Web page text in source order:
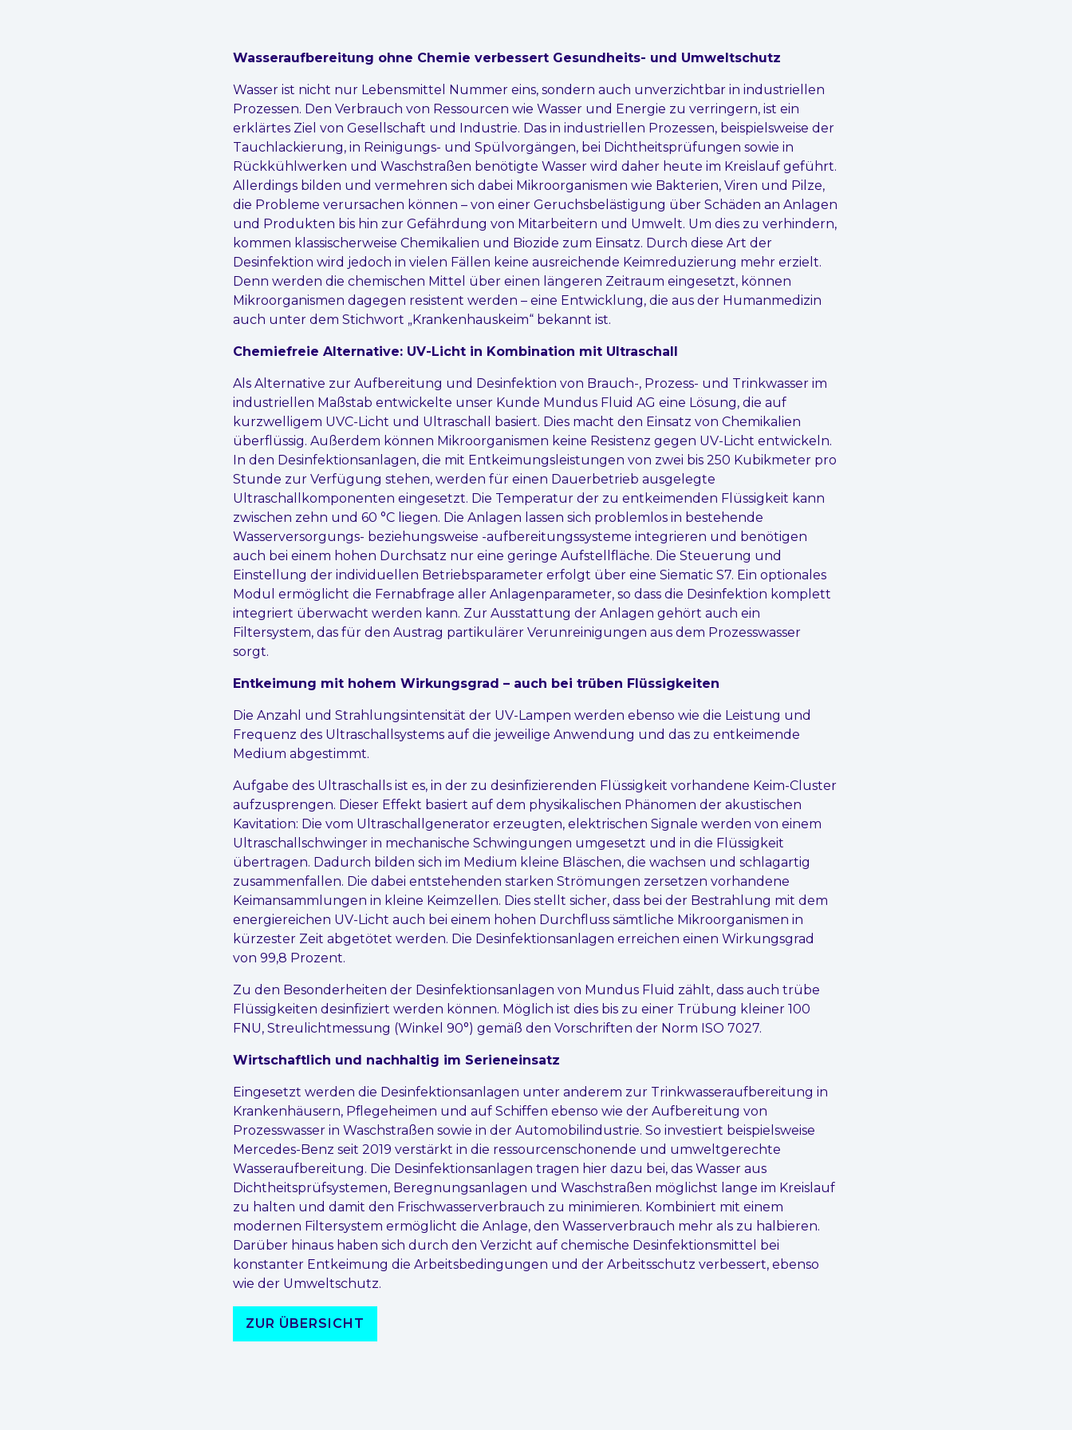
Wasseraufbereitung ohne Chemie verbessert Gesundheits- und Umweltschutz
Wasser ist nicht nur Lebensmittel Nummer eins, sondern auch unverzichtbar in industriellen
Prozessen. Den Verbrauch von Ressourcen wie Wasser und Energie zu verringern, ist ein
erklärtes Ziel von Gesellschaft und Industrie. Das in industriellen Prozessen, beispielsweise der
Tauchlackierung, in Reinigungs- und Spülvorgängen, bei Dichtheitsprüfungen sowie in
Rückkühlwerken und Waschstraßen benötigte Wasser wird daher heute im Kreislauf geführt.
Allerdings bilden und vermehren sich dabei Mikroorganismen wie Bakterien, Viren und Pilze,
die Probleme verursachen können – von einer Geruchsbelästigung über Schäden an Anlagen
und Produkten bis hin zur Gefährdung von Mitarbeitern und Umwelt. Um dies zu verhindern,
kommen klassischerweise Chemikalien und Biozide zum Einsatz. Durch diese Art der
Desinfektion wird jedoch in vielen Fällen keine ausreichende Keimreduzierung mehr erzielt.
Denn werden die chemischen Mittel über einen längeren Zeitraum eingesetzt, können
Mikroorganismen dagegen resistent werden – eine Entwicklung, die aus der Humanmedizin
auch unter dem Stichwort „Krankenhauskeim“ bekannt ist.
Chemiefreie Alternative: UV-Licht in Kombination mit Ultraschall
Als Alternative zur Aufbereitung und Desinfektion von Brauch-, Prozess- und Trinkwasser im
industriellen Maßstab entwickelte unser Kunde Mundus Fluid AG eine Lösung, die auf
kurzwelligem UVC-Licht und Ultraschall basiert. Dies macht den Einsatz von Chemikalien
überflüssig. Außerdem können Mikroorganismen keine Resistenz gegen UV-Licht entwickeln.
In den Desinfektionsanlagen, die mit Entkeimungsleistungen von zwei bis 250 Kubikmeter pro
Stunde zur Verfügung stehen, werden für einen Dauerbetrieb ausgelegte
Ultraschallkomponenten eingesetzt. Die Temperatur der zu entkeimenden Flüssigkeit kann
zwischen zehn und 60 °C liegen. Die Anlagen lassen sich problemlos in bestehende
Wasserversorgungs- beziehungsweise -aufbereitungssysteme integrieren und benötigen
auch bei einem hohen Durchsatz nur eine geringe Aufstellfläche. Die Steuerung und
Einstellung der individuellen Betriebsparameter erfolgt über eine Siematic S7. Ein optionales
Modul ermöglicht die Fernabfrage aller Anlagenparameter, so dass die Desinfektion komplett
integriert überwacht werden kann. Zur Ausstattung der Anlagen gehört auch ein
Filtersystem, das für den Austrag partikulärer Verunreinigungen aus dem Prozesswasser
sorgt.
Entkeimung mit hohem Wirkungsgrad – auch bei trüben Flüssigkeiten
Die Anzahl und Strahlungsintensität der UV-Lampen werden ebenso wie die Leistung und
Frequenz des Ultraschallsystems auf die jeweilige Anwendung und das zu entkeimende
Medium abgestimmt.
Aufgabe des Ultraschalls ist es, in der zu desinfizierenden Flüssigkeit vorhandene Keim-Cluster
aufzusprengen. Dieser Effekt basiert auf dem physikalischen Phänomen der akustischen
Kavitation: Die vom Ultraschallgenerator erzeugten, elektrischen Signale werden von einem
Ultraschallschwinger in mechanische Schwingungen umgesetzt und in die Flüssigkeit
übertragen. Dadurch bilden sich im Medium kleine Bläschen, die wachsen und schlagartig
zusammenfallen. Die dabei entstehenden starken Strömungen zersetzen vorhandene
Keimansammlungen in kleine Keimzellen. Dies stellt sicher, dass bei der Bestrahlung mit dem
energiereichen UV-Licht auch bei einem hohen Durchfluss sämtliche Mikroorganismen in
kürzester Zeit abgetötet werden. Die Desinfektionsanlagen erreichen einen Wirkungsgrad
von 99,8 Prozent.
Zu den Besonderheiten der Desinfektionsanlagen von Mundus Fluid zählt, dass auch trübe
Flüssigkeiten desinfiziert werden können. Möglich ist dies bis zu einer Trübung kleiner 100
FNU, Streulichtmessung (Winkel 90°) gemäß den Vorschriften der Norm ISO 7027.
Wirtschaftlich und nachhaltig im Serieneinsatz
Eingesetzt werden die Desinfektionsanlagen unter anderem zur Trinkwasseraufbereitung in
Krankenhäusern, Pflegeheimen und auf Schiffen ebenso wie der Aufbereitung von
Prozesswasser in Waschstraßen sowie in der Automobilindustrie. So investiert beispielsweise
Mercedes-Benz seit 2019 verstärkt in die ressourcenschonende und umweltgerechte
Wasseraufbereitung. Die Desinfektionsanlagen tragen hier dazu bei, das Wasser aus
Dichtheitsprüfsystemen, Beregnungsanlagen und Waschstraßen möglichst lange im Kreislauf
zu halten und damit den Frischwasserverbrauch zu minimieren. Kombiniert mit einem
modernen Filtersystem ermöglicht die Anlage, den Wasserverbrauch mehr als zu halbieren.
Darüber hinaus haben sich durch den Verzicht auf chemische Desinfektionsmittel bei
konstanter Entkeimung die Arbeitsbedingungen und der Arbeitsschutz verbessert, ebenso
wie der Umweltschutz.
ZUR ÜBERSICHT